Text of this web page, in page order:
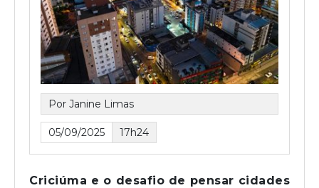
Por Janine Limas
05/09/2025 17h24
Criciúma e o desafio de pensar cidades